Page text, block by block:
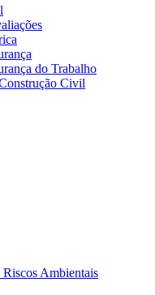
do Trabalho
Civil
Riscos Ambientais